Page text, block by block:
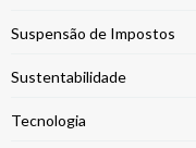
Suspensão de Impostos
Sustentabilidade
Tecnologia